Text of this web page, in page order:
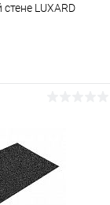
LUXARD
Сравнение
Под заказ